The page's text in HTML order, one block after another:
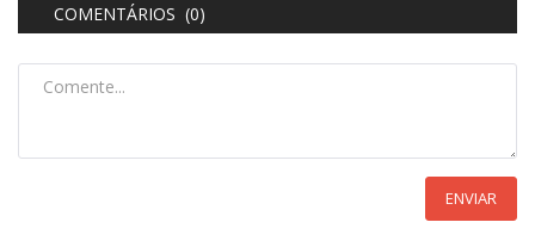
COMENTÁRIOS (0)
ENVIAR